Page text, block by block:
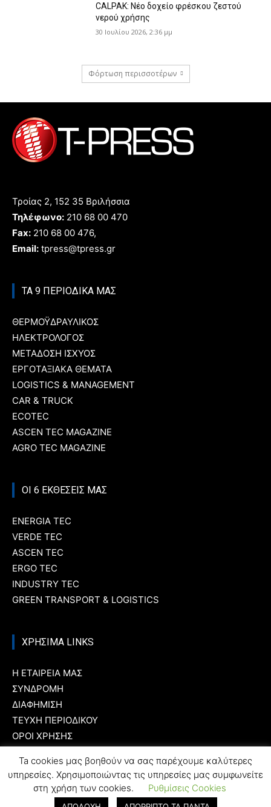
CALPAK: Νέο δοχείο φρέσκου ζεστού
νερού χρήσης
30 Ιουλίου 2026, 2:36 μμ
Φόρτωση περισσοτέρων
Τροίας 2, 152 35 Βριλήσσια
Τηλέφωνο: 210 68 00 470
Fax: 210 68 00 476,
Email: tpress@tpress.gr
ΤΑ 9 ΠΕΡΙΟΔΙΚΑ ΜΑΣ
ΘΕΡΜΟΫΔΡΑΥΛΙΚΟΣ
ΗΛΕΚΤΡΟΛΟΓΟΣ
ΜΕΤΑΔΟΣΗ ΙΣΧΥΟΣ
ΕΡΓΟΤΑΞΙΑΚΑ ΘΕΜΑΤΑ
LOGISTICS & MANAGEMENT
CAR & TRUCK
ECOTEC
ASCEN TEC MAGAZINE
AGRO TEC MAGAZINE
ΟΙ 6 ΕΚΘΕΣΕΙΣ ΜΑΣ
ENERGIA TEC
VERDE TEC
ASCEN TEC
ERGO TEC
INDUSTRY TEC
GREEN TRANSPORT & LOGISTICS
ΧΡΗΣΙΜΑ LINKS
Η ΕΤΑΙΡΕΙΑ ΜΑΣ
ΣΥΝΔΡΟΜΗ
ΔΙΑΦΗΜΙΣΗ
ΤΕΥΧΗ ΠΕΡΙΟΔΙΚΟΥ
ΟΡΟΙ ΧΡΗΣΗΣ
Ta cookies μας βοηθούν να σας παρέχουμε καλύτερες
υπηρεσίες. Χρησιμοποιώντας τις υπηρεσίες μας συμφωνείτε
στη χρήση των cookies.
Ρυθμίσεις Cookies